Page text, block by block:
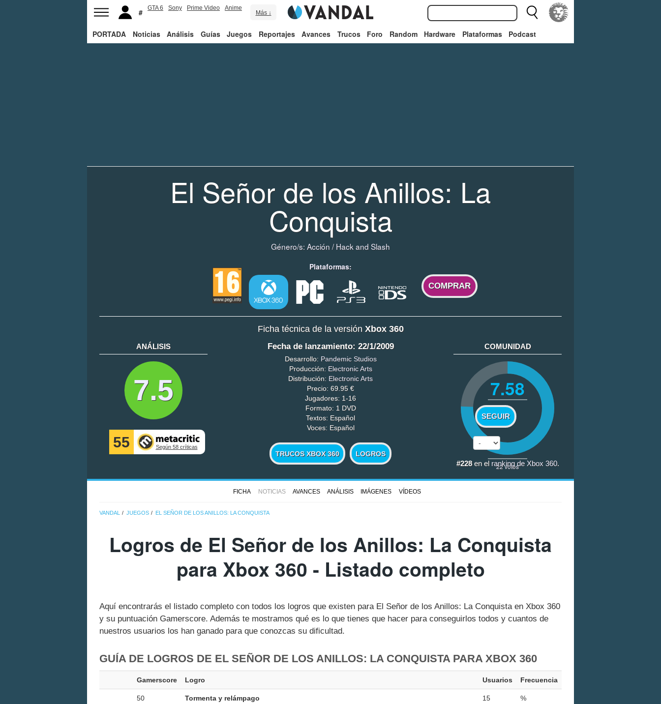
GTA 6 Sony Prime Video Anime
Más ↓
PORTADA Noticias Análisis Guías Juegos Reportajes Avances Trucos Foro Random Hardware Plataformas Podcast
El Señor de los Anillos: La
Conquista
Género/s: Acción /Hack and Slash
Plataformas:
COMPRAR
Ficha técnica de la versión Xbox 360
ANÁLISIS
7.5
55 Según 58 críticas
Fecha de lanzamiento: 22/1/2009
Desarrollo: Pandemic Studios
Producción: Electronic Arts
Distribución: Electronic Arts
Precio: 69.95 €
Jugadores: 1-16
Formato: 1 DVD
Textos: Español
Voces: Español
TRUCOS XBOX 360 LOGROS
COMUNIDAD
7.58
SEGUIR
22votos
#228en el ranking de Xbox 360.
FICHA NOTICIAS AVANCES ANÁLISIS IMÁGENES VÍDEOS
VANDAL JUEGOS EL SEÑOR DE LOS ANILLOS: LA CONQUISTA
Logros de El Señor de los Anillos: La Conquista
para Xbox 360 - Listado completo
Aquí encontrarás el listado completo con todos los logros que existen para El Señor de los Anillos: La Conquista en Xbox 360
y su puntuación Gamerscore. Además te mostramos qué es lo que tienes que hacer para conseguirlos todos y cuantos de
nuestros usuarios los han ganado para que conozcas su dificultad.
GUÍA DE LOGROS DE EL SEÑOR DE LOS ANILLOS: LA CONQUISTA PARA XBOX 360
Gamerscore Logro Usuarios Frecuencia
50
Tormenta y relámpago
15 %